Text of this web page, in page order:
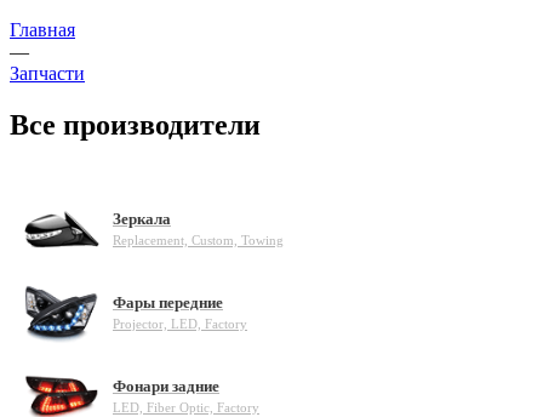
Главная
—
Запчасти
Все производители
Зеркала
Replacement, Custom, Towing
Фары передние
Projector, LED, Factory
Фонари задние
LED, Fiber Optic, Factory